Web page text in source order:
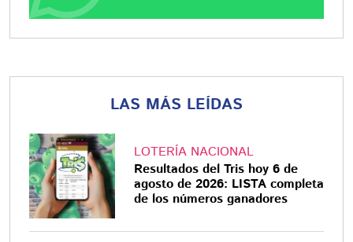
LAS MÁS LEÍDAS
LOTERÍA NACIONAL
Resultados del Tris hoy 6 de
agosto de 2026: LISTA completa
de los números ganadores